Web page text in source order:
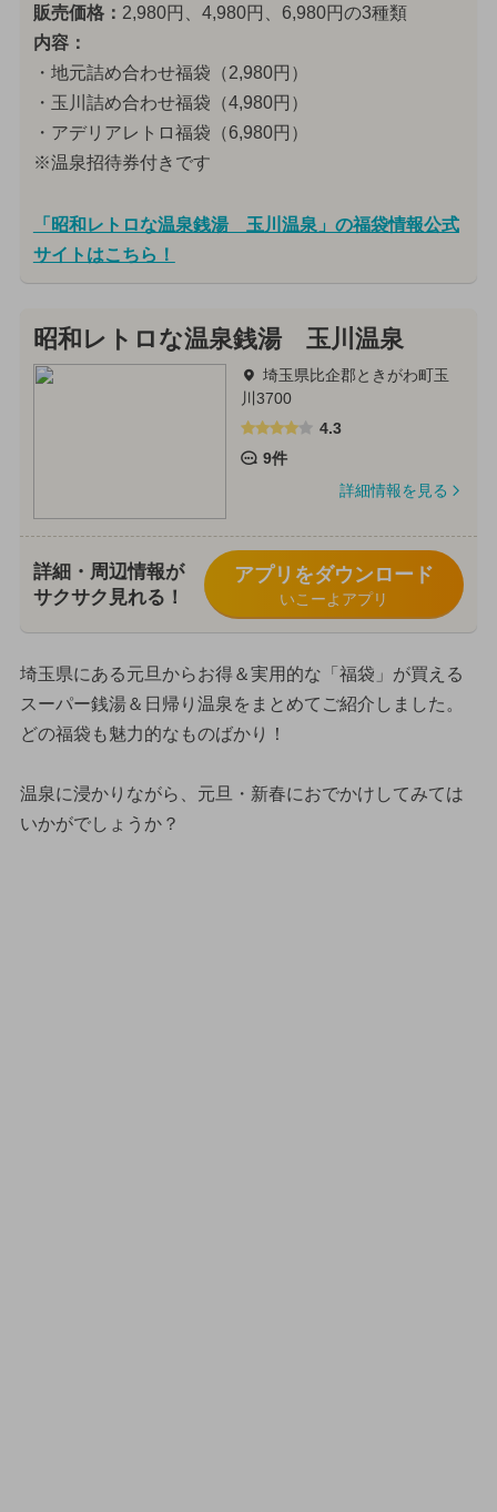
販売価格： 2,980円、4,980円、6,980円の3種類
内容：
・地元詰め合わせ福袋（2,980円）
・玉川詰め合わせ福袋（4,980円）
・アデリアレトロ福袋（6,980円）
※温泉招待券付きです
「昭和レトロな温泉銭湯 玉川温泉」の福袋情報公式
サイトはこちら！
昭和レトロな温泉銭湯 玉川温泉
埼玉県比企郡ときがわ町玉
川3700
4.3
9件
詳細情報を見る
詳細・周辺情報が
サクサク見れる！
アプリをダウンロード
いこーよアプリ
埼玉県にある元旦からお得＆実用的な「福袋」が買える
スーパー銭湯＆日帰り温泉をまとめてご紹介しました。
どの福袋も魅力的なものばかり！
温泉に浸かりながら、元旦・新春におでかけしてみては
いかがでしょうか？